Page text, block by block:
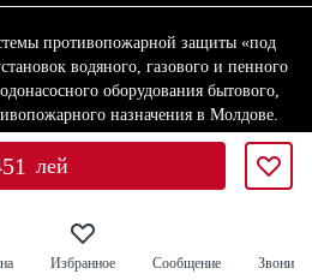
противопожарной защиты «под
водяного, газового и пенного
оборудования бытового,
назначения в Молдове.
лей
Избранное Сообщение Звони